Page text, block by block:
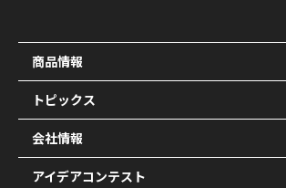
商品情報
トピックス
会社情報
アイデアコンテスト